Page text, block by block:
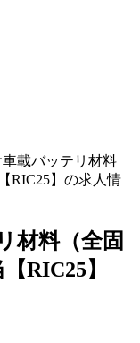
載バッテリ材料
RIC25】の求人情
材料（全固
RIC25】